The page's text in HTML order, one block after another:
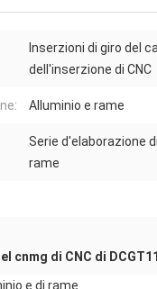
Inserzioni di giro del
dell'inserzione di CNC
Alluminio e rame
Serie d'elaborazione
rame
cnmg di CNC di
e di rame